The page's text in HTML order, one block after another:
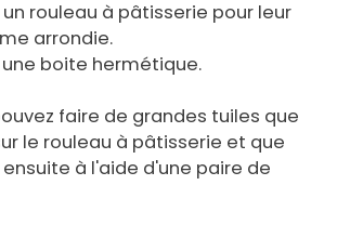
rouleau à pâtisserie pour leur
arrondie.
une boite hermétique.
faire de grandes tuiles que
le rouleau à pâtisserie et que
à l'aide d'une paire de